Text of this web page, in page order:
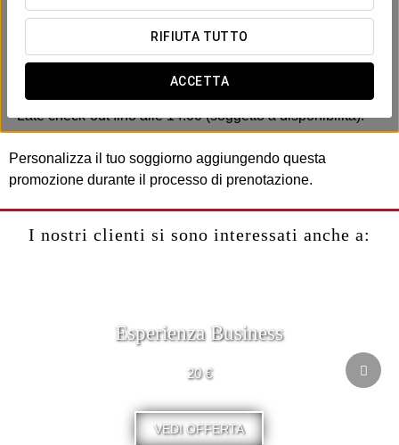
RIFIUTA TUTTO
ACCETTA
insieme alla vostra dolce metà.
Include:
- Una scatola di cioccolatini.
- Late check-out fino alle 14:00 (soggetto a disponibilità).
Personalizza il tuo soggiorno aggiungendo questa
promozione durante il processo di prenotazione.
I nostri clienti si sono interessati anche a:
Esperienza Business
20 €
VEDI OFFERTA